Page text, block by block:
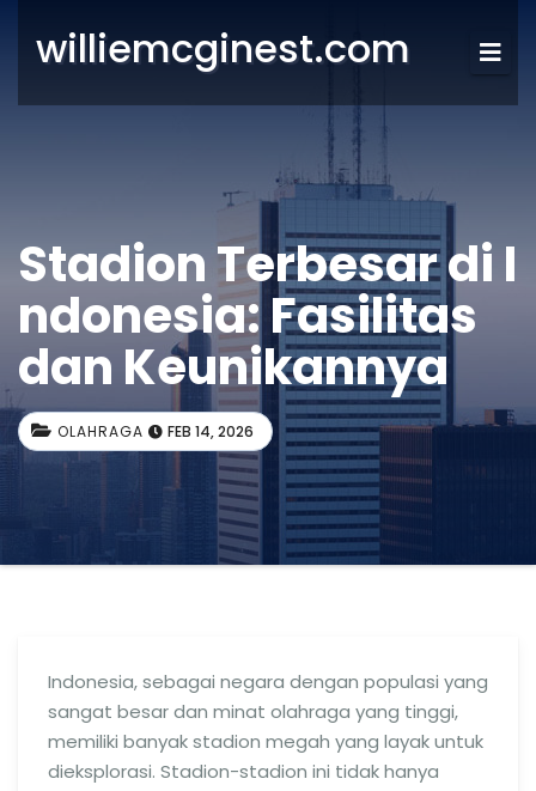
williemcginest.com
Stadion Terbesar di I
ndonesia: Fasilitas
dan Keunikannya
OLAHRAGA FEB 14, 2026
Indonesia, sebagai negara dengan populasi yang
sangat besar dan minat olahraga yang tinggi,
memiliki banyak stadion megah yang layak untuk
dieksplorasi. Stadion-stadion ini tidak hanya